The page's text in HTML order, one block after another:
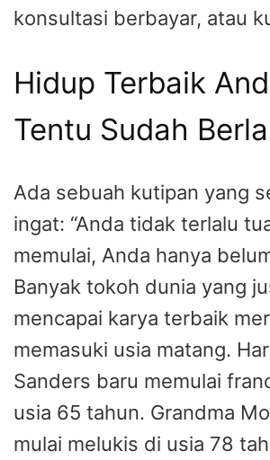
konsultasi berbayar, atau
Hidup Terbaik
Tentu Sudah
Ada sebuah kutipan yang
ingat: “Anda tidak terlalu
memulai, Anda hanya
Banyak tokoh dunia yang
mencapai karya terbaik
memasuki usia matang.
Sanders baru memulai
usia 65 tahun. Grandma
mulai melukis di usia 78